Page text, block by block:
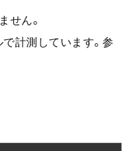
せん。
計測しています。参